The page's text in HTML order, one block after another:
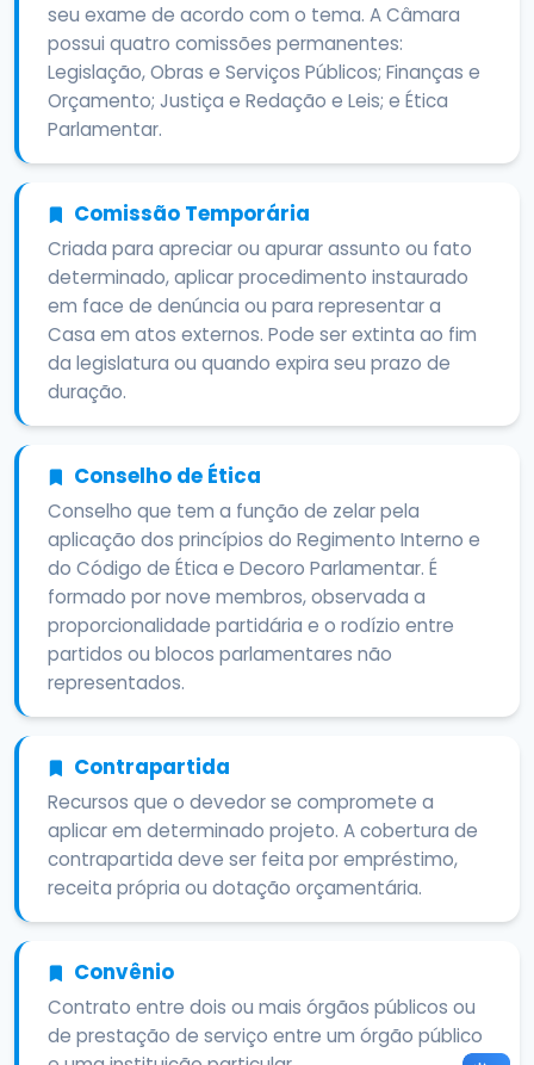
seu exame de acordo com o tema. A Câmara
possui quatro comissões permanentes:
Legislação, Obras e Serviços Públicos; Finanças e
Orçamento; Justiça e Redação e Leis; e Ética
Parlamentar.
Comissão Temporária
Criada para apreciar ou apurar assunto ou fato
determinado, aplicar procedimento instaurado
em face de denúncia ou para representar a
Casa em atos externos. Pode ser extinta ao fim
da legislatura ou quando expira seu prazo de
duração.
Conselho de Ética
Conselho que tem a função de zelar pela
aplicação dos princípios do Regimento Interno e
do Código de Ética e Decoro Parlamentar. É
formado por nove membros, observada a
proporcionalidade partidária e o rodízio entre
partidos ou blocos parlamentares não
representados.
Contrapartida
Recursos que o devedor se compromete a
aplicar em determinado projeto. A cobertura de
contrapartida deve ser feita por empréstimo,
receita própria ou dotação orçamentária.
Convênio
Contrato entre dois ou mais órgãos públicos ou
de prestação de serviço entre um órgão público